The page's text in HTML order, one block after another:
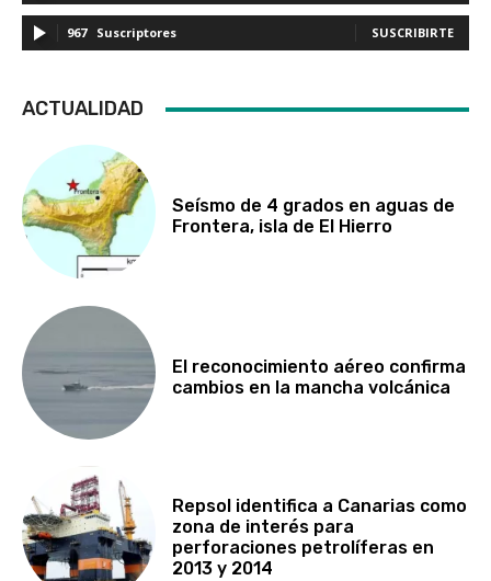
967 Suscriptores SUSCRIBIRTE
ACTUALIDAD
Seísmo de 4 grados en aguas de
Frontera, isla de El Hierro
El reconocimiento aéreo confirma
cambios en la mancha volcánica
Repsol identifica a Canarias como
zona de interés para
perforaciones petrolíferas en
2013 y 2014